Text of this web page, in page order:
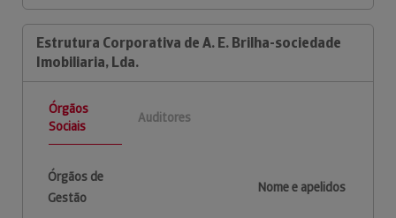
Estrutura Corporativa de A. E. Brilha-sociedade
Imobiliaria, Lda.
Órgãos
Sociais
Auditores
Órgãos de
Gestão
Nome e apelidos